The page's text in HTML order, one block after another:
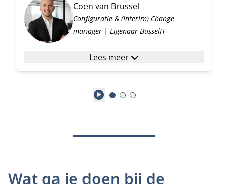
Coen van Brussel
Configuratie & (Interim) Change
manager | Eigenaar BusselIT
Lees meer
Play
Wat ga je doen bij de